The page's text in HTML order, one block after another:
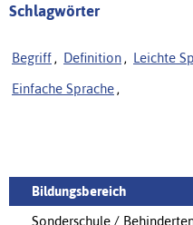
Schlagwörter
Begriff , Definition , Leichte
Einfache Sprache ,
Bildungsbereich
Sonderschule /